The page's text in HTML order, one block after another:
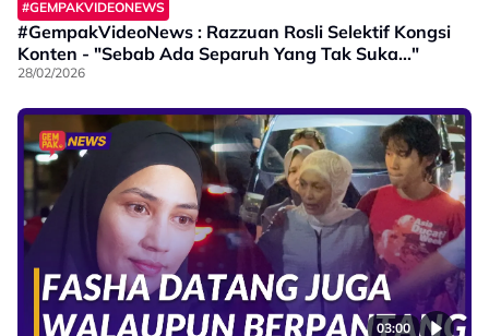
#GEMPAKVIDEONEWS
#GempakVideoNews : Razzuan Rosli Selektif Kongsi
Konten - "Sebab Ada Separuh Yang Tak Suka..."
28/02/2026
03:00